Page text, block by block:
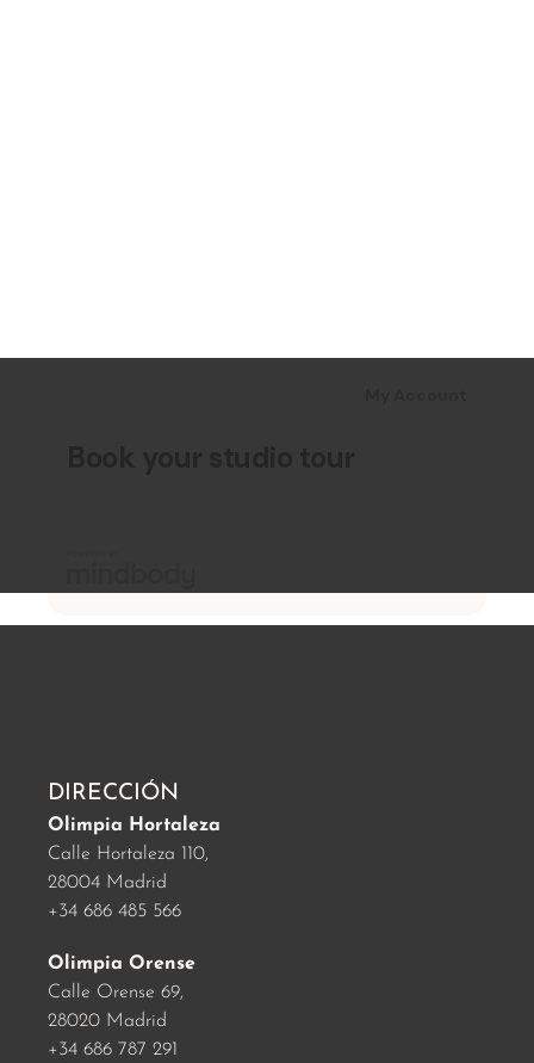
DIRECCIÓN
Olimpia Hortaleza
Calle Hortaleza 110,
28004 Madrid
+34 686 485 566
Olimpia Orense
Calle Orense 69,
28020 Madrid
+34 686 787 291